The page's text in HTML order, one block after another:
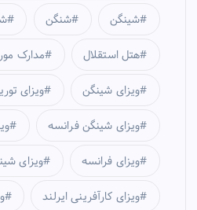
شنگن شینگن
مدارک هتل استقلال
ویزای ویزای شینگن
ویزای شینگن فرانسه
ویزای ویزای فرانسه
ویزای کارآفرینی ایرلند